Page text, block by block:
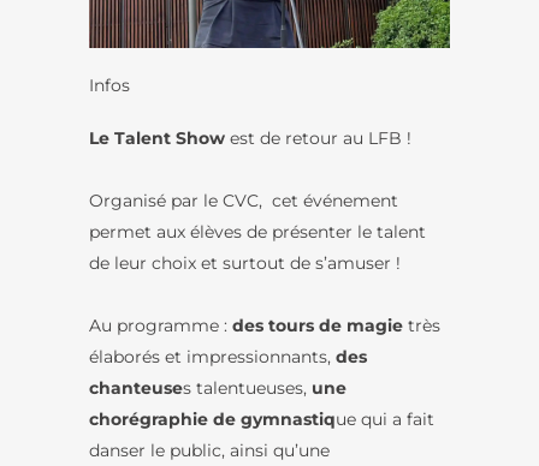
Infos
Le Talent Show est de retour au LFB !
Organisé par le CVC, cet événement
permet aux élèves de présenter le talent
de leur choix et surtout de s’amuser !
Au programme : des tours de magie très
élaborés et impressionnants, des
chanteuses talentueuses, une
chorégraphie de gymnastique qui a fait
danser le public, ainsi qu’une